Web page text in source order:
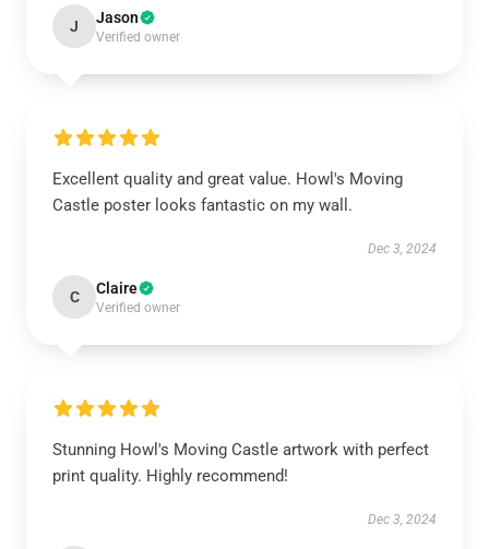
J Jason
Verified owner
Excellent quality and great value. Howl's Moving
Castle poster looks fantastic on my wall.
Dec 3, 2024
C Claire
Verified owner
Stunning Howl's Moving Castle artwork with perfect
print quality. Highly recommend!
Dec 3, 2024